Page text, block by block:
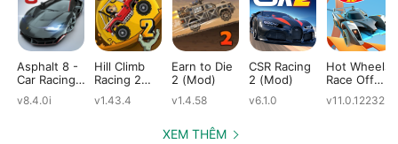
Asphalt 8 -
Car Racing
(Mod)
v8.4.0i
Hill Climb
Racing 2
v1.43.4
Earn to Die
2 (Mod)
v1.4.58
CSR Racing
2 (Mod)
v6.1.0
Hot Wheels:
Race Off
v11.0.12232
XEM THÊM